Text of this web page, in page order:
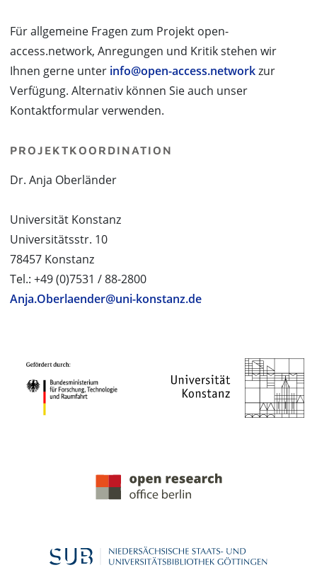
Für allgemeine Fragen zum Projekt open-
access.network, Anregungen und Kritik stehen wir
Ihnen gerne unter info@open-access.networkzur
Verfügung. Alternativ können Sie auch unser
Kontaktformular verwenden.
PROJEKTKOORDINATION
Dr. Anja Oberländer
Universität Konstanz
Universitätsstr. 10
78457 Konstanz
Tel.: +49 (0)7531 / 88-2800
Anja.Oberlaender@uni-konstanz.de